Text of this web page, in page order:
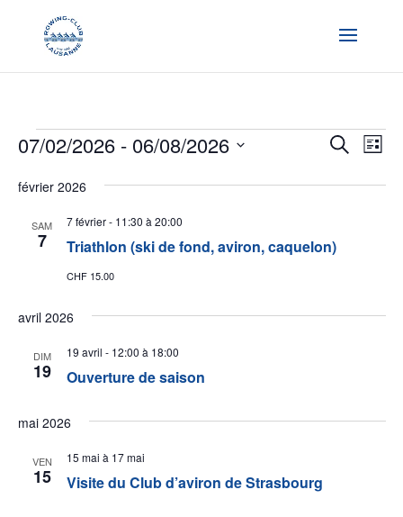
Évènements
vues
Recherche
de
Liste
07/02/2026 - 06/08/2026
une
février 2026
SAM
7 Triathlon (ski de fond, aviron, caquelon)
7 février - 11:30 à 20:00
CHF 15.00
avril 2026
DIM
19 Ouverture de saison
19 avril - 12:00 à 18:00
mai 2026
VEN
15 Visite du Club d’aviron de Strasbourg
15 mai à 17 mai